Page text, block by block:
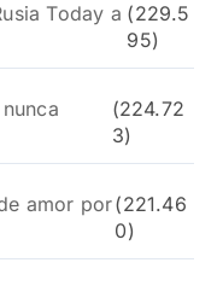
Today a (229.5
95)
(224.72
3)
amor por(221.46
0)